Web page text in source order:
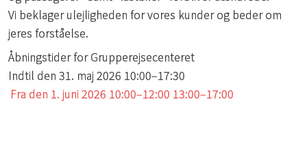
Vi beklager ulejligheden for vores kunder og beder om
jeres forståelse.
Åbningstider for Grupperejsecenteret
Indtil den 31. maj 2026 10:00–17:30
Fra den 1. juni 2026 10:00–12:00 13:00–17:00